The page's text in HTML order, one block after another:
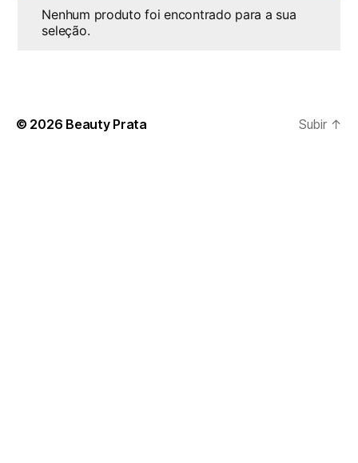
Nenhum produto foi encontrado para a sua
seleção.
© 2026 Beauty Prata Subir ↑